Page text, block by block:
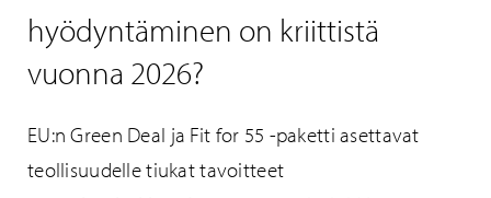
hyödyntäminen on kriittistä
vuonna 2026?
EU:n Green Deal ja Fit for 55 -paketti asettavat
teollisuudelle tiukat tavoitteet